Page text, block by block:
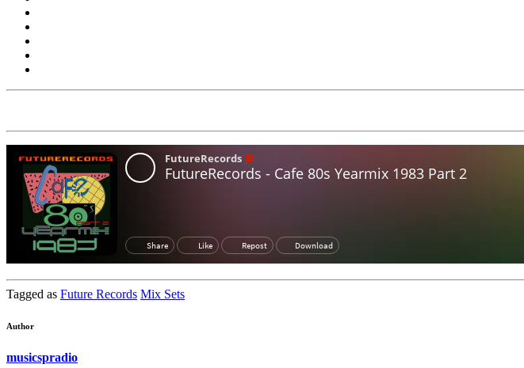
Tagged as Future Records Mix Sets
Author
musicspradio